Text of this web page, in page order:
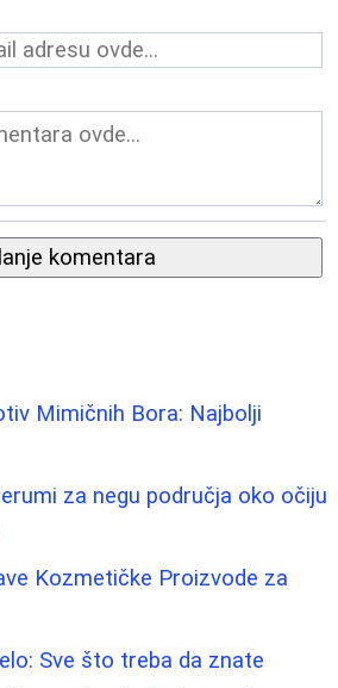
komentara
Mimičnih Bora: Najbolji
za negu područja oko očiju
Kozmetičke Proizvode za
Sve što treba da znate